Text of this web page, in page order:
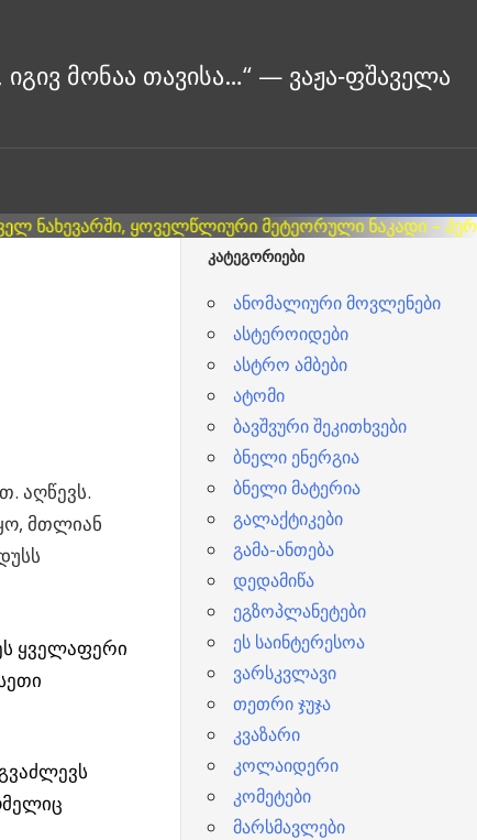
აღწევს.
მთლიან
ყველაფერი
ᲙᲐᲢᲔᲒᲝᲠᲘᲔᲑᲘ
ანომალიური მოვლენები
ასტეროიდები
ასტრო ამბები
ატომი
ბავშვური შეკითხვები
ბნელი ენერგია
ბნელი მატერია
გალაქტიკები
გამა-ანთება
დედამიწა
ეგზოპლანეტები
ეს საინტერესოა
ვარსკვლავი
თეთრი ჯუჯა
კვაზარი
კოლაიდერი
კომეტები
მარსმავლები